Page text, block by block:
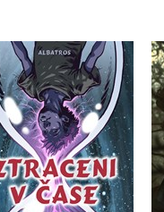
Ztraceni v čase
Petra Braunová